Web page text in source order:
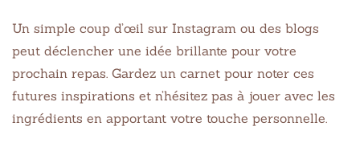
Un simple coup d’œil sur Instagram ou des blogs
peut déclencher une idée brillante pour votre
prochain repas. Gardez un carnet pour noter ces
futures inspirations et n’hésitez pas à jouer avec les
ingrédients en apportant votre touche personnelle.